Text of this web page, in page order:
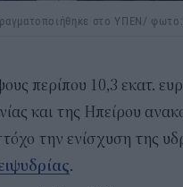
στο ΥΠΕΝ/
περίπου 10,3 εκατ.
και της Ηπείρου
την ενίσχυση της
.